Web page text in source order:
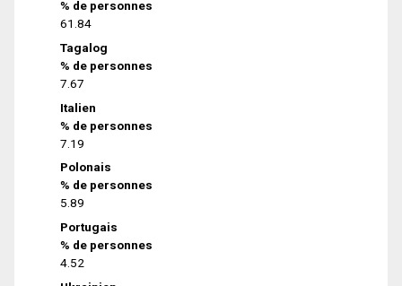
% de personnes
61.84
Tagalog
% de personnes
7.67
Italien
% de personnes
7.19
Polonais
% de personnes
5.89
Portugais
% de personnes
4.52